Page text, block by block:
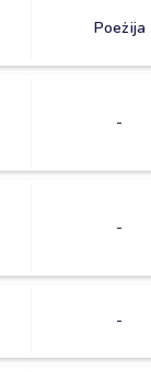
Poeżija
-
-
-